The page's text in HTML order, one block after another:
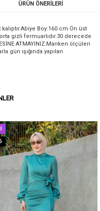
ÜRÜN ÖNERILERI
Boy:160 cm.Ön üst
gizli fermuarlıdır.30 derecede
ATMAYINIZ.Manken ölçüleri
gün ışığında yapılan